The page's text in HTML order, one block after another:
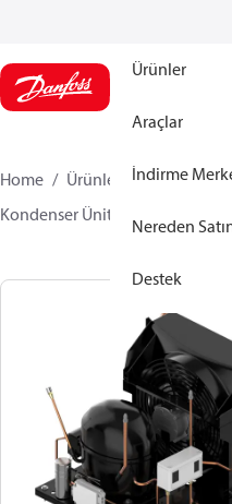
Ürünler
Araçlar
İndirme
Nereden
Destek
Home Ürünler
Kondenser Üniteleri